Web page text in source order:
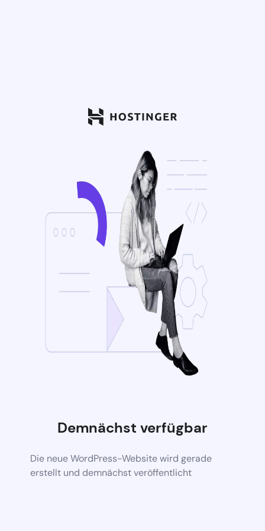
Demnächst verfügbar
Die neue WordPress-Website wird gerade
erstellt und demnächst veröffentlicht